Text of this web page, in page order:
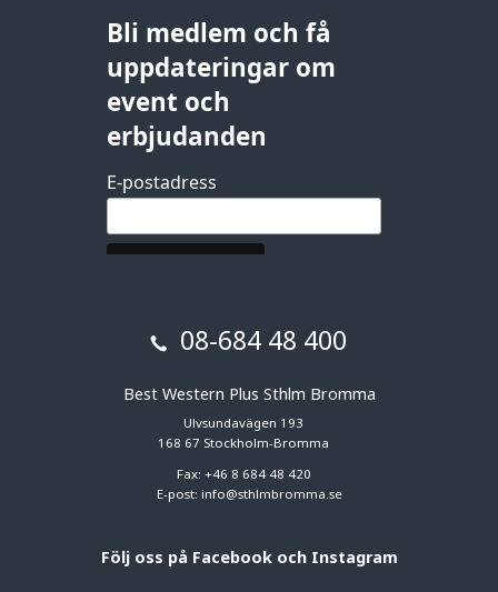
08-684 48 400
Best Western Plus Sthlm Bromma
Ulvsundavägen 193
168 67 Stockholm-Bromma
Fax: +46 8 684 48 420
E-post: info@sthlmbromma.se
Följ oss på Facebook och Instagram